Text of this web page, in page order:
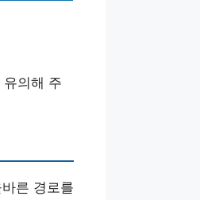
의해 주
른 경로를